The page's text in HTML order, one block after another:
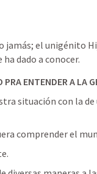
jamás; el unigénito
dado a conocer.
PRA ENTENDER A LA
situación con la de
comprender el